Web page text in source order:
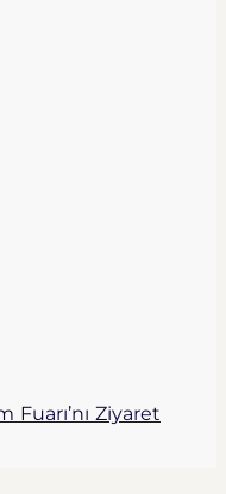
Fuarı’nı Ziyaret